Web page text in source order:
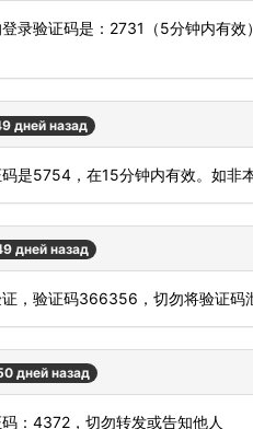
登录验证码是：2731（5分钟内有
дней назад
码是5754，在15分钟内有效。如非
дней назад
证，验证码366356，切勿将验证码
дней назад
码：4372，切勿转发或告知他人